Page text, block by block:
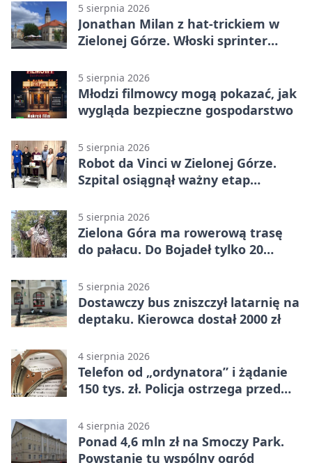
5 sierpnia 2026
Jonathan Milan z hat-trickiem w
Zielonej Górze. Włoski sprinter
5 sierpnia 2026
Młodzi filmowcy mogą pokazać, jak
wygląda bezpieczne gospodarstwo
5 sierpnia 2026
Robot da Vinci w Zielonej Górze.
Szpital osiągnął ważny etap
5 sierpnia 2026
Zielona Góra ma rowerową trasę
do pałacu. Do Bojadeł tylko 20
5 sierpnia 2026
Dostawczy bus zniszczył latarnię na
deptaku. Kierowca dostał 2000 zł
4 sierpnia 2026
Telefon od „ordynatora” i żądanie
150 tys. zł. Policja ostrzega przed
4 sierpnia 2026
Ponad 4,6 mln zł na Smoczy Park.
Powstanie tu wspólny ogród